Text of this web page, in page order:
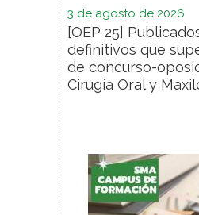
3 de agosto de 2026
[OEP 25]
definitivos que
de concurso-
Cirugía Oral y